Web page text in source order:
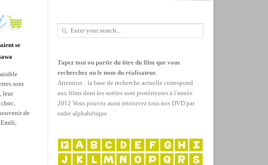
se
sont
leur
de
Tapez tout ou partie du titre du film que vous
recherchez ou le nom du réalisateur.
Attention : la base de recherche actuelle correspond
aux films dont les sorties sont postérieures à l'année
2012 Vous pouvez aussi retrouvez tous nos DVD par
ordre alphabétique